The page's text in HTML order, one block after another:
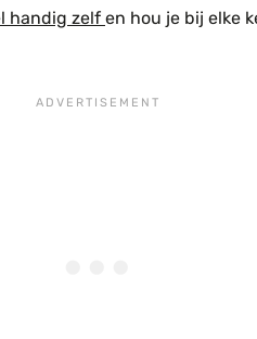
handig zelf en hou je bij elke